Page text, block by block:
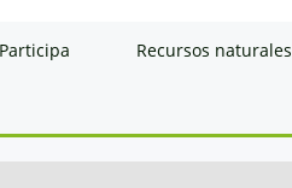
Participa Recursos naturales